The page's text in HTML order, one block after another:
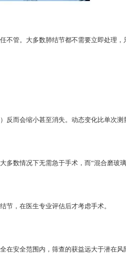
管。大多数肺结节都不需要立即处理，
而会缩小甚至消失。动态变化比单次测
数情况下无需急于手术，而“混合磨玻璃
节，在医生专业评估后才考虑手术。
安全范围内，筛查的获益远大于潜在风